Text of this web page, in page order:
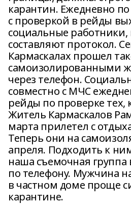
карантин. Ежедневно
с проверкой в рейды
социальные
составляют протокол.
Кармаскалах прошел
самоизолированными
через телефон.
совместно с МЧС
рейды по проверке тех,
Житель Кармаскалов
марта прилетел с
Теперь они на
апреля. Подходить к
наша съемочная
по телефону. Мужчина
в частном доме проще
карантине.